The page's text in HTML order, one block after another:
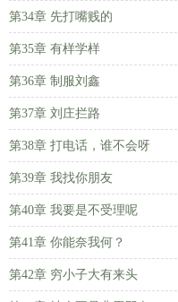
第34章 先打嘴贱的
第35章 有样学样
第36章 制服刘鑫
第37章 刘庄拦路
第38章 打电话，谁不会呀
第39章 我找你朋友
第40章 我要是不受理呢
第41章 你能奈我何？
第42章 穷小子大有来头